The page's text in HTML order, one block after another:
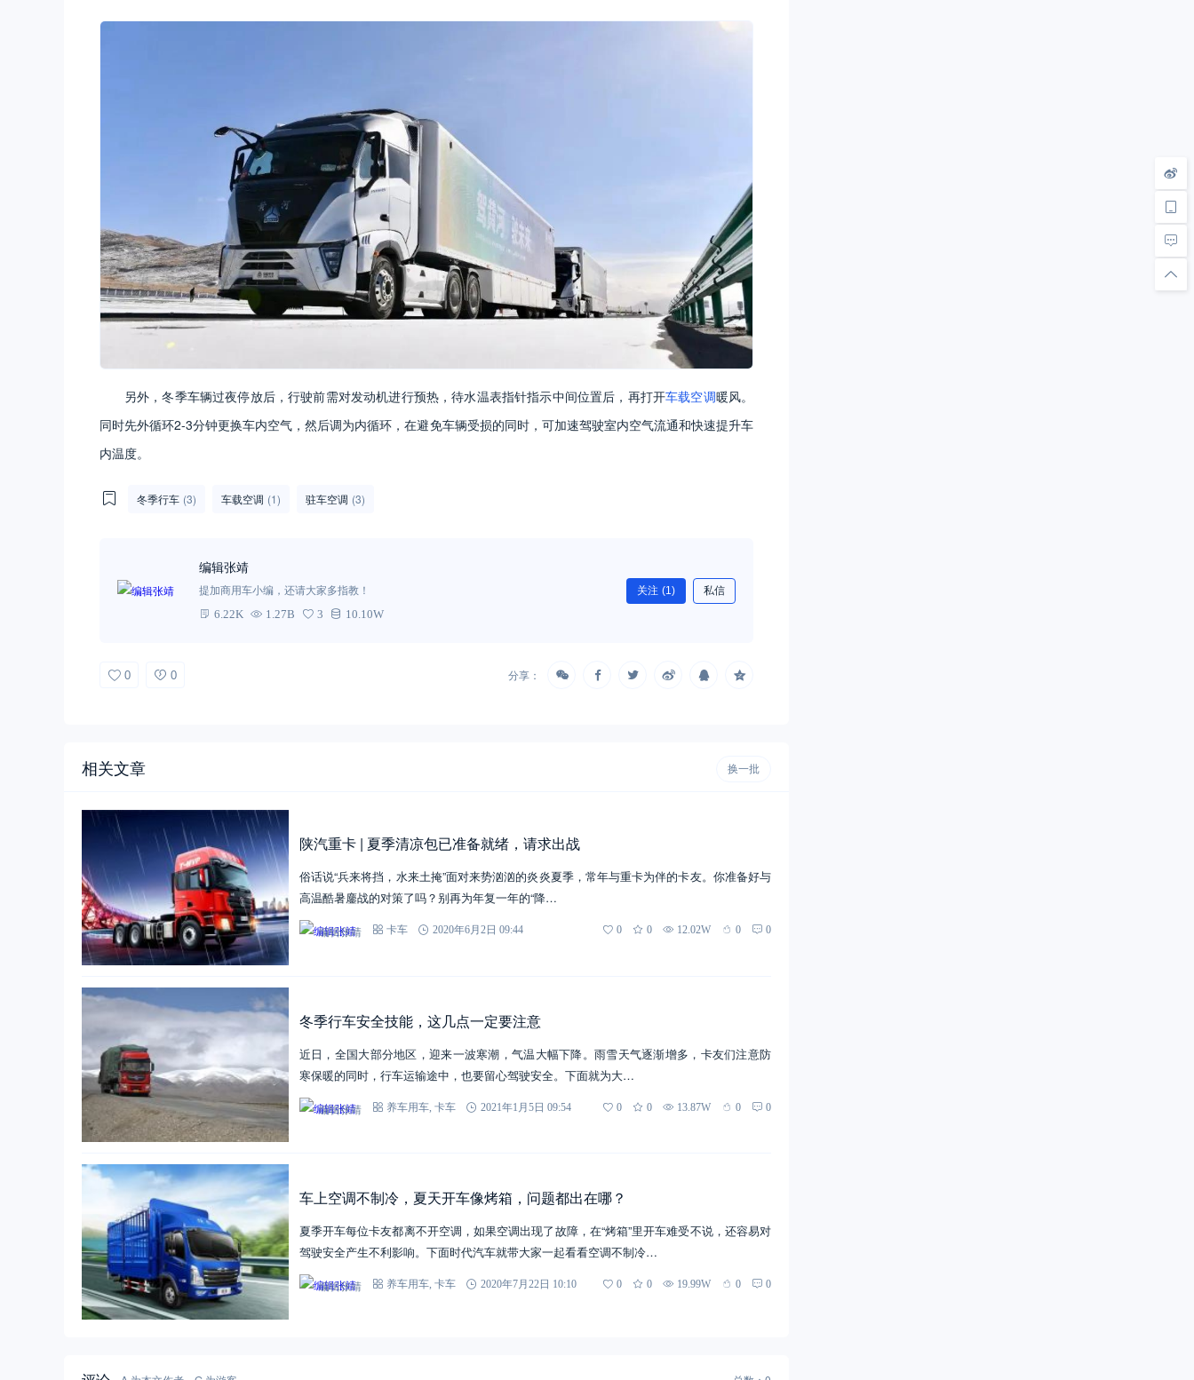
另外，冬季车辆过夜停放后，行驶前需对发动机进行预热，待水温表指针指示中间位置后，再打开车载空调暖风。
同时先外循环2-3分钟更换车内空气，然后调为内循环，在避免车辆受损的同时，可加速驾驶室内空气流通和快速提升车
内温度。
冬季行车 (3) 车载空调 (1) 驻车空调 (3)
编辑张靖
提加商用车小编，还请大家多指教！
6.22K 1.27B 3 10.10W
关注 (1) 私信
0 0 分享：
相关文章 换一批
陕汽重卡 | 夏季清凉包已准备就绪，请求出战
俗话说“兵来将挡，水来土掩”面对来势汹汹的炎炎夏季，常年与重卡为伴的卡友。你准备好与
高温酷暑鏖战的对策了吗？别再为年复一年的“降…
编辑张靖 卡车 2020年6月2日 09:44 0 0 12.02W 0 0
冬季行车安全技能，这几点一定要注意
近日，全国大部分地区，迎来一波寒潮，气温大幅下降。雨雪天气逐渐增多，卡友们注意防
寒保暖的同时，行车运输途中，也要留心驾驶安全。下面就为大…
编辑张靖 养车用车, 卡车 2021年1月5日 09:54 0 0 13.87W 0 0
车上空调不制冷，夏天开车像烤箱，问题都出在哪？
夏季开车每位卡友都离不开空调，如果空调出现了故障，在“烤箱”里开车难受不说，还容易对
驾驶安全产生不利影响。下面时代汽车就带大家一起看看空调不制冷…
编辑张靖 养车用车, 卡车 2020年7月22日 10:10 0 0 19.99W 0 0